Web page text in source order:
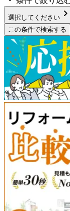
選択してください chevron_right
この条件で検索する